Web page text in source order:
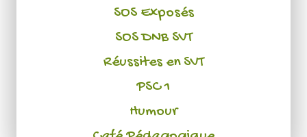
SOS Exposés
SOS DNB SVT
Réussites en SVT
PSC 1
Humour